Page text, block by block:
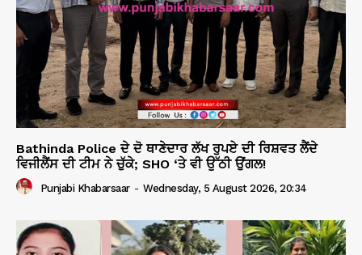
Bathinda Police ਦੇ ਦੋ ਥਾਣੇਦਾਰ ਲੱਖ ਰੁਪਏ ਦੀ ਰਿਸ਼ਵਤ ਲੈਂਦੇ
ਵਿਜੀਲੈਂਸ ਦੀ ਟੀਮ ਨੇ ਚੁੱਕੇ; SHO ‘ਤੇ ਵੀ ਉੱਠੀ ਉਂਗਲ!
Punjabi Khabarsaar - Wednesday, 5 August 2026, 20:34